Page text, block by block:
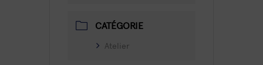
CATÉGORIE
Atelier